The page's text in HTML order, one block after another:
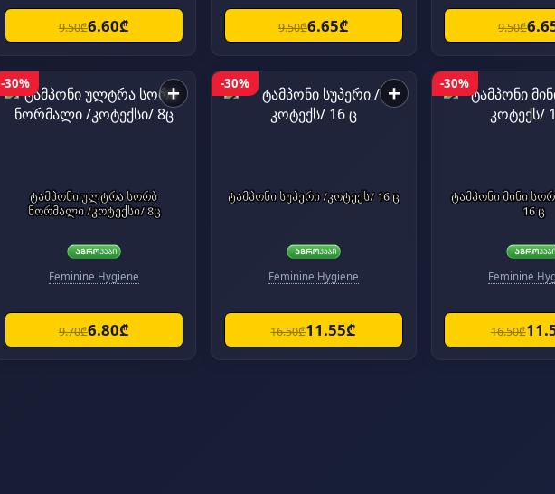
9.50₾6.60₾ 9.50₾6.65₾ 9.50₾
-30% +
ტამპონი ულტრა სორბ
ნორმალი /კოტექსი/ 8ც
Feminine Hygiene
9.70₾6.80₾
-30% +
ტამპონი სუპერი /კოტექს/ 16 ც
Feminine Hygiene
16.50₾11.55₾
-30%
ტამპონი მინი სორბ /
16 ც
Feminine
16.50₾